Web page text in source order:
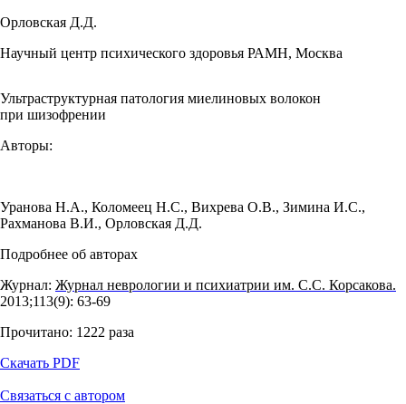
Орловская Д.Д.
Научный центр психического здоровья РАМН, Москва
Ультраструктурная патология миелиновых волокон
при шизофрении
Авторы:
Уранова Н.А., Коломеец Н.С., Вихрева О.В., Зимина И.С.,
Рахманова В.И., Орловская Д.Д.
Подробнее об авторах
Журнал: Журнал неврологии и психиатрии им. С.С. Корсакова.
2013;113(9): 63‑69
Прочитано: 1222 раза
Скачать PDF
Связаться с автором